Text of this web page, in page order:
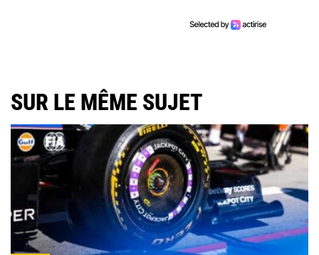
SUR LE MÊME SUJET